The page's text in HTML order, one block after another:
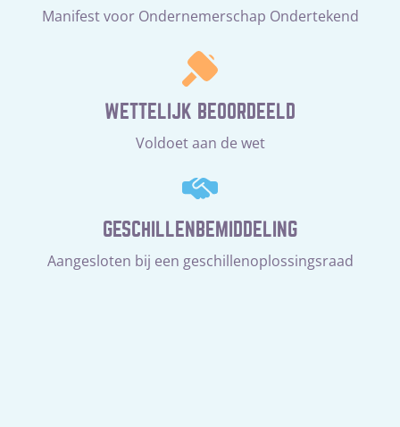
Manifest voor Ondernemerschap Ondertekend
WETTELIJK BEOORDEELD
Voldoet aan de wet
GESCHILLENBEMIDDELING
Aangesloten bij een geschillenoplossingsraad